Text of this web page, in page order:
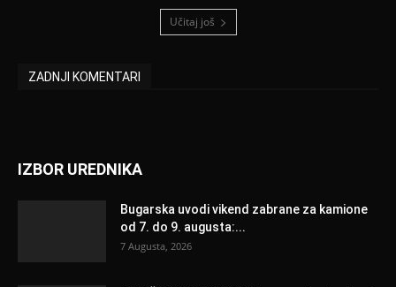
Učitaj još
ZADNJI KOMENTARI
IZBOR UREDNIKA
Bugarska uvodi vikend zabrane za kamione
od 7. do 9. augusta:...
7 Augusta, 2026